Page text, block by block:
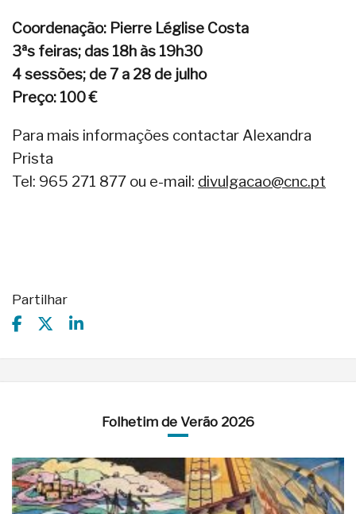
Coordenação: Pierre Léglise Costa
3ªs feiras; das 18h às 19h30
4 sessões; de 7 a 28 de julho
Preço: 100 €
Para mais informações contactar Alexandra
Prista
Tel: 965 271 877 ou e-mail: divulgacao@cnc.pt
Partilhar
Folhetim de Verão 2026